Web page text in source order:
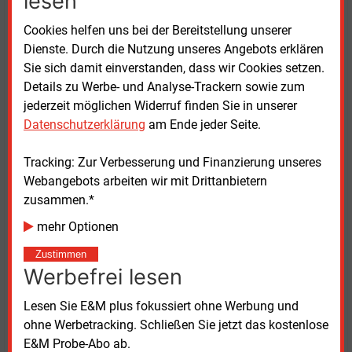
Cookies helfen uns bei der Bereitstellung unserer
Dienste. Durch die Nutzung unseres Angebots erklären
Sie sich damit einverstanden, dass wir Cookies setzen.
Details zu Werbe- und Analyse-Trackern sowie zum
jederzeit möglichen Widerruf finden Sie in unserer
Datenschutzerklärung am Ende jeder Seite.
Tracking: Zur Verbesserung und Finanzierung unseres
Webangebots arbeiten wir mit Drittanbietern
zusammen.*
mehr Optionen
Zustimmen
Werbefrei lesen
Lesen Sie E&M plus fokussiert ohne Werbung und
ohne Werbetracking. Schließen Sie jetzt das kostenlose
E&M Probe-Abo ab.
fokussiert. „Wir stellen fest, dass die vorhandenen
Stromnetze an ihre Grenzen kommen, Strom nicht in
ausreichenden Mengen zur Verfügung steht und die
Kosten in Deutschland zu hoch sind.“ Daher setzt
sich der Verband dafür ein, dass auch andere
Energieträger wie Gas und Öl gleichgestellt sein
müssten, um Alternativen für Eigentümer zu sein. Die
Unsicherheit bremse die Erneuerung in den
Heizungskellern.
Bis Mitte dieses Jahres sind Kommunen verpflichtet,
das auch kleine Kommunen umsetzen. Warnecke
kritisierte, dass die Ergebnisse unverbindlich seien.
„Daher ist jeder Schritt, den wir heute schon machen
könnten, nämlich schon jetzt vom Versorger
erneuerbare Energien geliefert zu bekommen, der
richtige.“